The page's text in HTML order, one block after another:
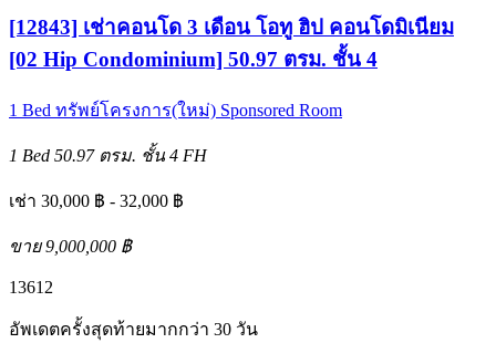
[12843] เช่าคอนโด 3 เดือน โอทู ฮิป คอนโดมิเนียม
[02 Hip Condominium] 50.97 ตรม. ชั้น 4
1 Bed ทรัพย์โครงการ(ใหม่) Sponsored Room
1 Bed 50.97 ตรม. ชั้น 4 FH
เช่า 30,000 ฿ - 32,000 ฿
ขาย 9,000,000 ฿
13612
อัพเดตครั้งสุดท้ายมากกว่า 30 วัน